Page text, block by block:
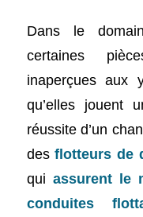
Dans le
certaines
inaperçues aux
qu’elles jouent
réussite d’un
desflotteurs de
qui assurent le
conduites